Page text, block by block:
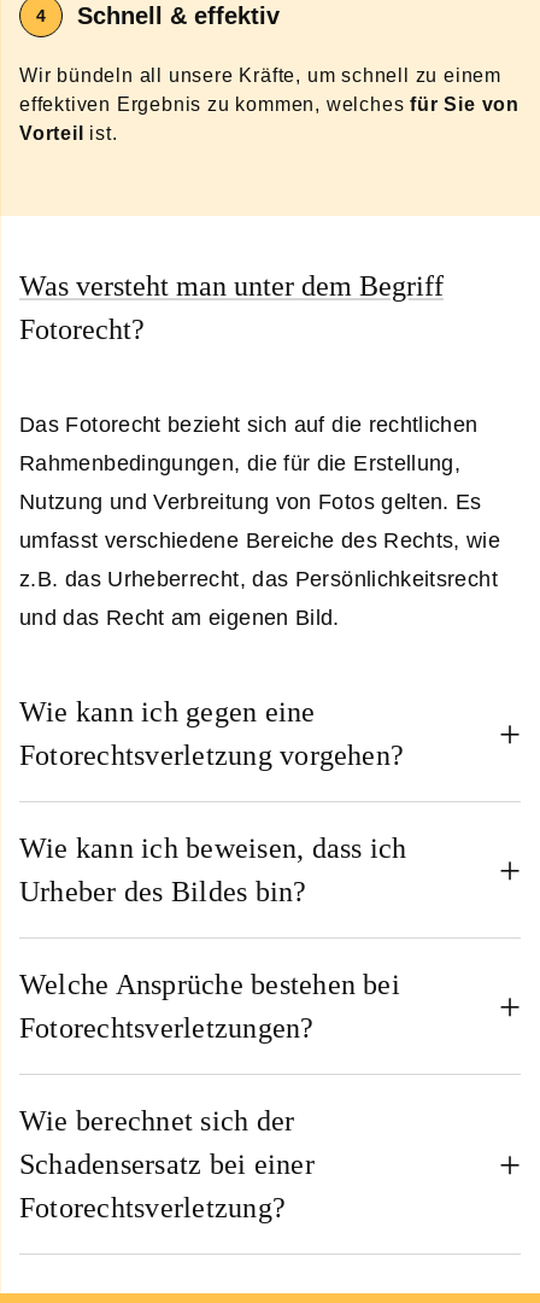
Schnell & effektiv
Wir bündeln all unsere Kräfte, um schnell zu einem
effektiven Ergebnis zu kommen, welchesfür Sie von
Vorteil
ist.
Was versteht man unter dem Begriff
Fotorecht?
Das Fotorecht bezieht sich auf die rechtlichen
Rahmenbedingungen, die für die Erstellung,
Nutzung und Verbreitung von Fotos gelten. Es
umfasst verschiedene Bereiche des Rechts, wie
z.B. das Urheberrecht, das Persönlichkeitsrecht
und das Recht am eigenen Bild.
Wie kann ich gegen eine
Fotorechtsverletzung vorgehen?
Wie kann ich beweisen, dass ich
Urheber des Bildes bin?
Welche Ansprüche bestehen bei
Fotorechtsverletzungen?
Wie berechnet sich der
Schadensersatz bei einer
Fotorechtsverletzung?